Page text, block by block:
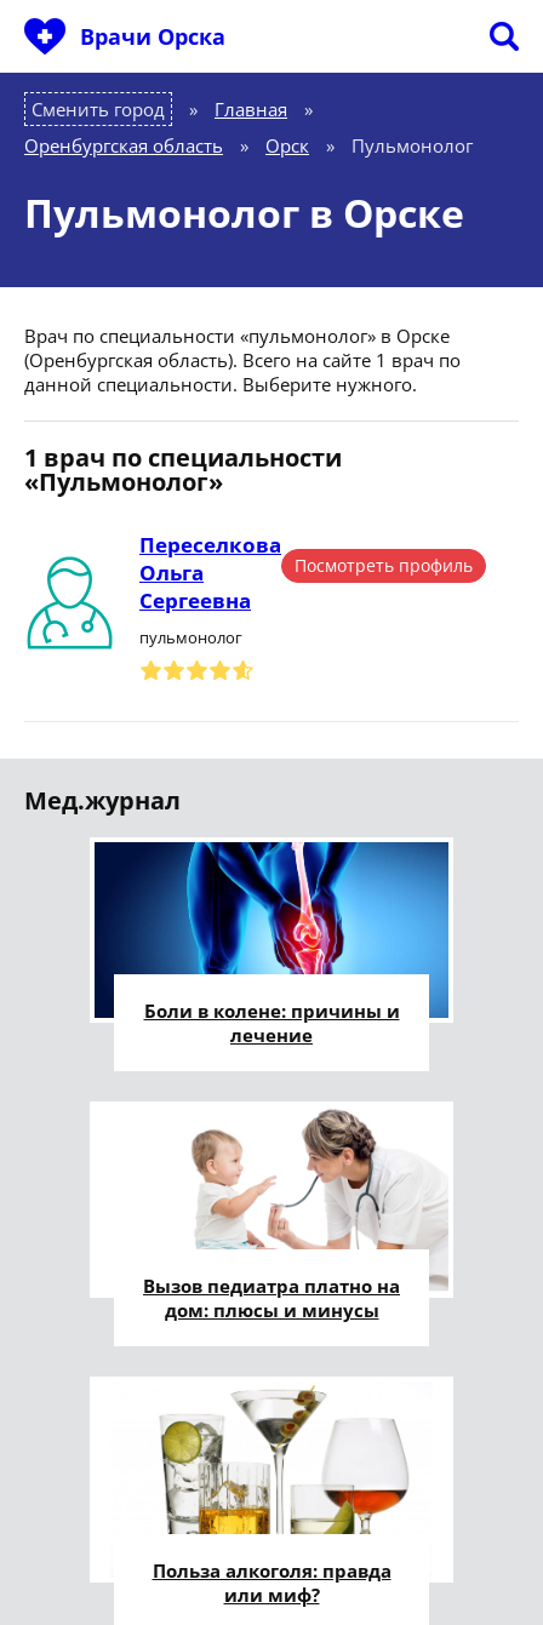
Врачи Орска
Сменить город Главная
»
Оренбургская область
» Орск » Пульмонолог
Пульмонолог в Орске
Врач по специальности «пульмонолог» в Орске
(Оренбургская область). Всего на сайте 1 врач по
данной специальности. Выберите нужного.
1 врач по специальности
«Пульмонолог»
Переселкова
Ольга
Сергеевна
пульмонолог
Посмотреть профиль
Мед.журнал
Боли в колене: причины и
лечение
Вызов педиатра платно на
дом: плюсы и минусы
Польза алкоголя: правда
или миф?